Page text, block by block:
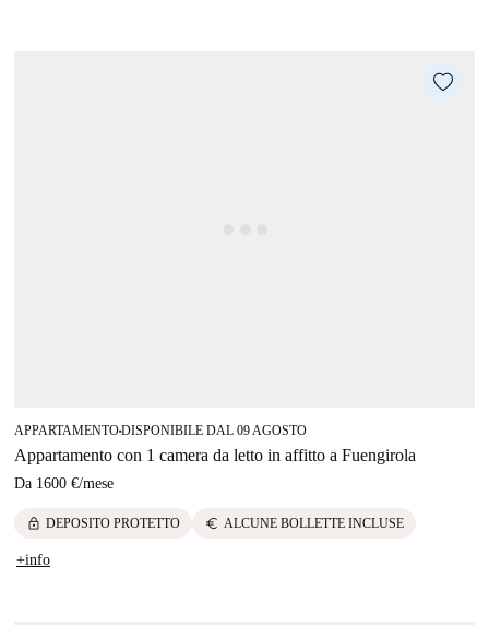
APPARTAMENTO■DISPONIBILE DAL 09 AGOSTO
Appartamento con 1 camera da letto in affitto a Fuengirola
Da 1600 €/mese
lock DEPOSITO PROTETTO euro ALCUNE BOLLETTE INCLUSE
+info